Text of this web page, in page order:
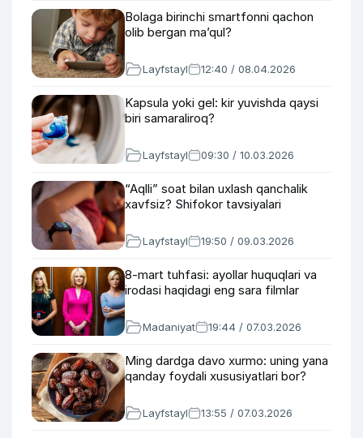
Bolaga birinchi smartfonni qachon
olib bergan ma’qul?
Layfstayl 12:40 / 08.04.2026
Kapsula yoki gel: kir yuvishda qaysi
biri samaraliroq?
Layfstayl 09:30 / 10.03.2026
“Aqlli” soat bilan uxlash qanchalik
xavfsiz? Shifokor tavsiyalari
Layfstayl 19:50 / 09.03.2026
8-mart tuhfasi: ayollar huquqlari va
irodasi haqidagi eng sara filmlar
Madaniyat 19:44 / 07.03.2026
Ming dardga davo xurmo: uning yana
qanday foydali xususiyatlari bor?
Layfstayl 13:55 / 07.03.2026